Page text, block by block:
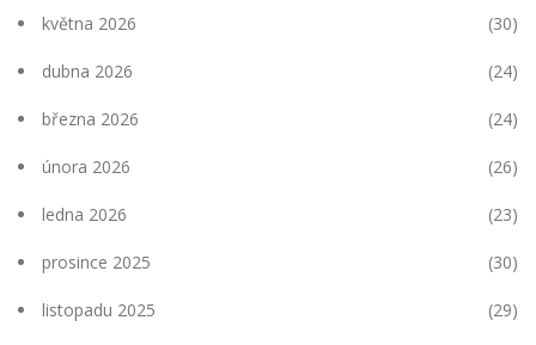
května 2026 (30)
dubna 2026 (24)
března 2026 (24)
února 2026 (26)
ledna 2026 (23)
prosince 2025 (30)
listopadu 2025 (29)